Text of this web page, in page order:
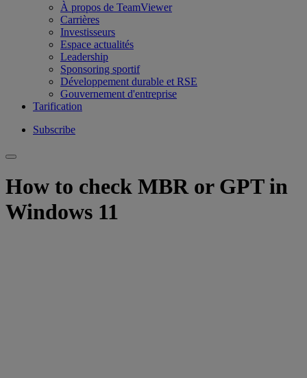
À propos de TeamViewer
Carrières
Investisseurs
Espace actualités
Leadership
Sponsoring sportif
Développement durable et RSE
Gouvernement d'entreprise
Tarification
Subscribe
How to check MBR or GPT in
Windows 11